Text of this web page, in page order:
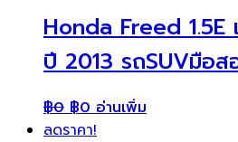
Honda Freed 1.5E
ปี 2013 รถSUVมือส
฿0 ฿0 อ่านเพิ่ม
ลดราคา!